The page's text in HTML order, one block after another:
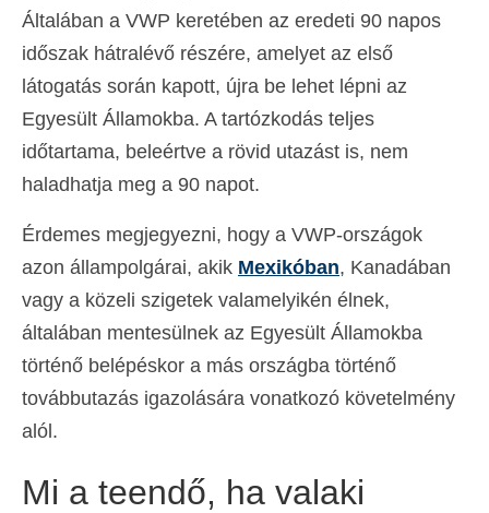
Általában a VWP keretében az eredeti 90 napos
időszak hátralévő részére, amelyet az első
látogatás során kapott, újra be lehet lépni az
Egyesült Államokba. A tartózkodás teljes
időtartama, beleértve a rövid utazást is, nem
haladhatja meg a 90 napot.
Érdemes megjegyezni, hogy a VWP-országok
azon állampolgárai, akik Mexikóban, Kanadában
vagy a közeli szigetek valamelyikén élnek,
általában mentesülnek az Egyesült Államokba
történő belépéskor a más országba történő
továbbutazás igazolására vonatkozó követelmény
alól.
Mi a teendő, ha valaki